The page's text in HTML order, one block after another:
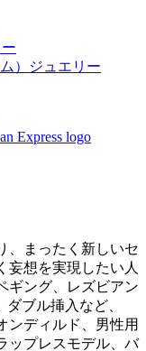
）ジュエリー
、まったく新しいセ
妄想を実現したい人
ギング、レズビアン
ブル挿入など、
ンディルド、男性用
ップレスモデル、バ